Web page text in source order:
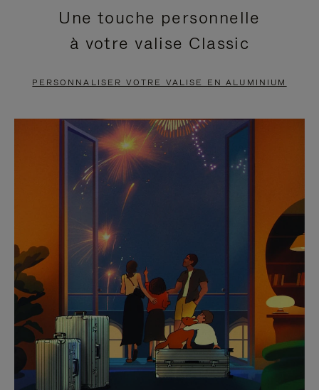
EN
PAUSE,
APPUYEZ
POUR
METTRE
PAUSE
VIDÉO
EST
DÉSACTIVÉ.
CLIQUER
POUR
RÉACTIVER
LE
SON
Une touche personnelle
à votre valise Classic
PERSONNALISER VOTRE VALISE EN ALUMINIUM